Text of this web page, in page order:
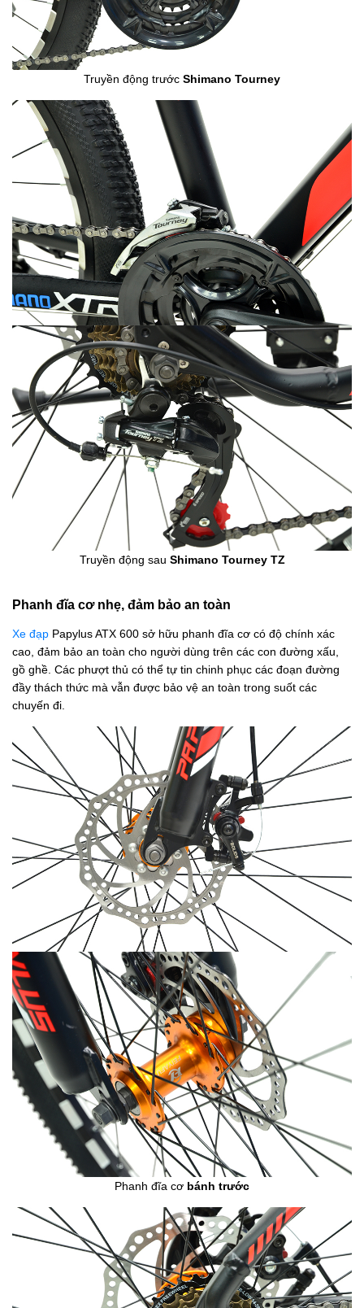
Truyền động trước Shimano Tourney
Truyền động sau Shimano Tourney TZ
Phanh đĩa cơ nhẹ, đảm bảo an toàn
Xe đạp Papylus ATX 600 sở hữu phanh đĩa cơ có độ chính xác
cao, đảm bảo an toàn cho người dùng trên các con đường xấu,
gồ ghề. Các phượt thủ có thể tự tin chinh phục các đoạn đường
đầy thách thức mà vẫn được bảo vệ an toàn trong suốt các
chuyến đi.
Phanh đĩa cơ bánh trước